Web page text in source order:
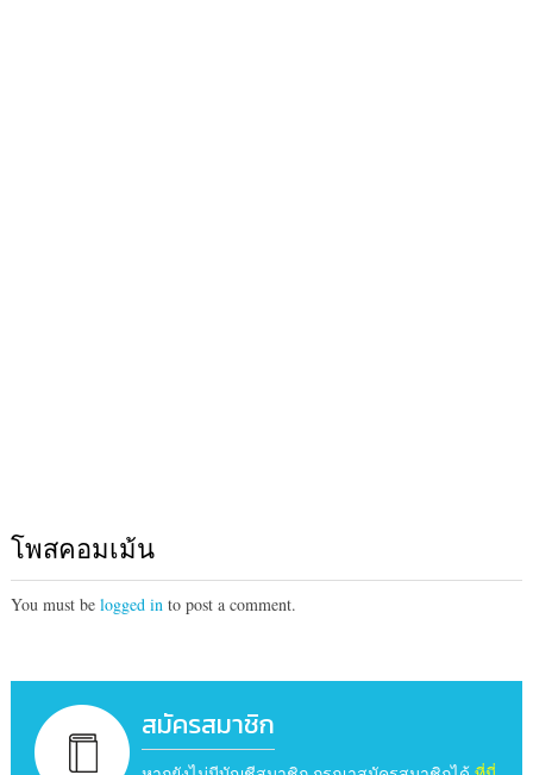
โพสคอมเม้น
You must be logged into post a comment.
สมัครสมาชิก